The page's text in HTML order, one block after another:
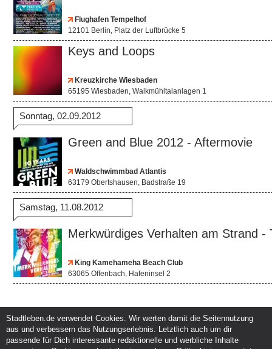
Flughafen Tempelhof
12101 Berlin, Platz der Luftbrücke 5
Keys and Loops
Kreuzkirche Wiesbaden
65195 Wiesbaden, Walkmühltalanlagen 1
Sonntag, 02.09.2012
Green and Blue 2012 - Aftermovie
Waldschwimmbad Atlantis
63179 Obertshausen, Badstraße 19
Samstag, 11.08.2012
Merkwürdiges Verhalten am Strand -
King Kamehameha Beach Club
63065 Offenbach, Hafeninsel 2
Service und Support
Kontakt
Kunden und Partner
Events eintragen
Stadtleben.de verwendet Cookies. Wir werten damit die Seitennutzung
aus und verbessern das Nutzungserlebnis. Letztlich auch um dir
passende für Dich interessante redaktionelle und werbliche Inhalte